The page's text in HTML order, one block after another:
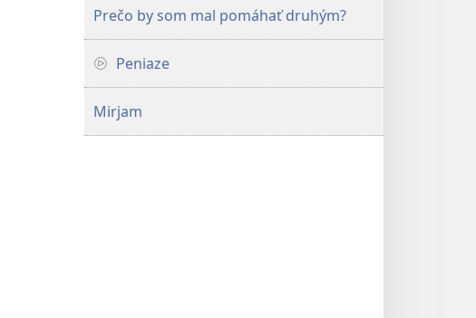
Prečo by som mal pomáhať druhým?
Peniaze
Mirjam